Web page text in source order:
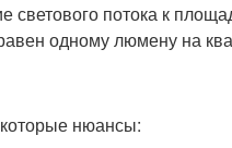
потока к
одному люмену на
нюансы: